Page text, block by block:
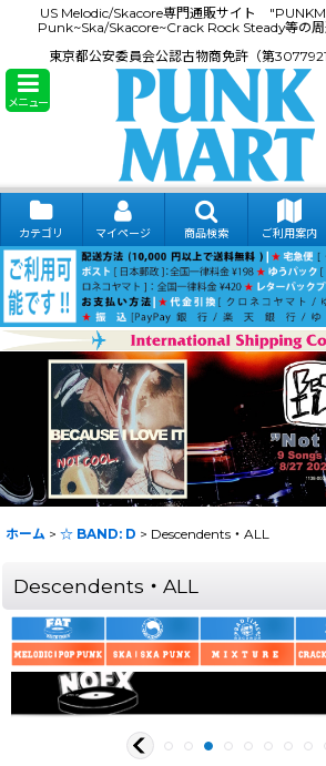
US Melodic/Skacore専門通販サイト
Punk~Ska/Skacore~Crack Rock Steady等の周
東京都公安委員会公認古物商免許（第
メニュー
カテゴリ マイページ 商品検索 ご利用案内
ホーム > ☆ BAND: D > Descendents・ALL
Descendents・ALL